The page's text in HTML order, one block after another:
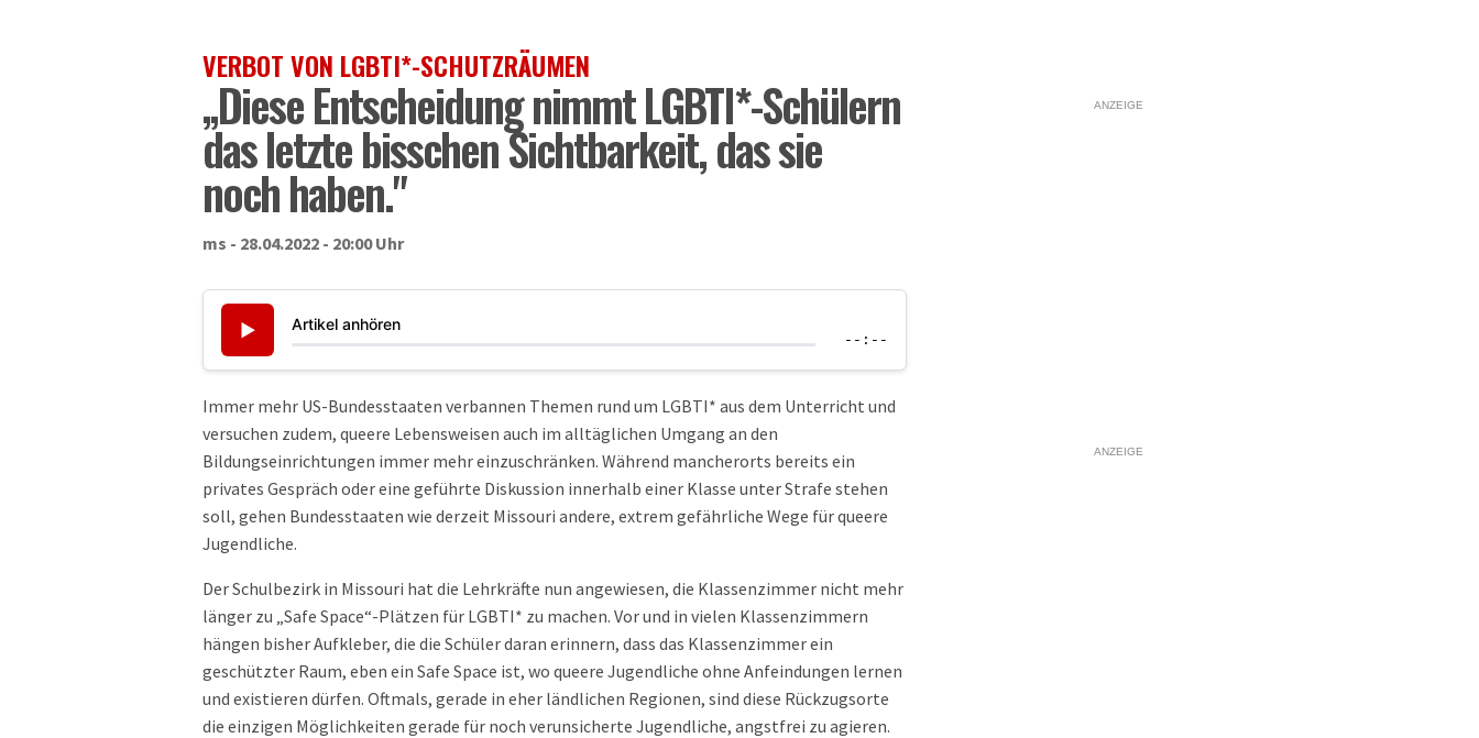
VERBOT VON LGBTI*-SCHUTZRÄUMEN
„Diese Entscheidung nimmt LGBTI*-Schülern
das letzte bisschen Sichtbarkeit, das sie
noch haben."
ms - 28.04.2022 - 20:00 Uhr
▶ Artikel anhören
--:--
Immer mehr US-Bundesstaaten verbannen Themen rund um LGBTI* aus dem Unterricht und
versuchen zudem, queere Lebensweisen auch im alltäglichen Umgang an den
Bildungseinrichtungen immer mehr einzuschränken. Während mancherorts bereits ein
privates Gespräch oder eine geführte Diskussion innerhalb einer Klasse unter Strafe stehen
soll, gehen Bundesstaaten wie derzeit Missouri andere, extrem gefährliche Wege für queere
Jugendliche.
Der Schulbezirk in Missouri hat die Lehrkräfte nun angewiesen, die Klassenzimmer nicht mehr
länger zu „Safe Space“-Plätzen für LGBTI* zu machen. Vor und in vielen Klassenzimmern
hängen bisher Aufkleber, die die Schüler daran erinnern, dass das Klassenzimmer ein
geschützter Raum, eben ein Safe Space ist, wo queere Jugendliche ohne Anfeindungen lernen
und existieren dürfen. Oftmals, gerade in eher ländlichen Regionen, sind diese Rückzugsorte
die einzigen Möglichkeiten gerade für noch verunsicherte Jugendliche, angstfrei zu agieren.
ANZEIGE
ANZEIGE